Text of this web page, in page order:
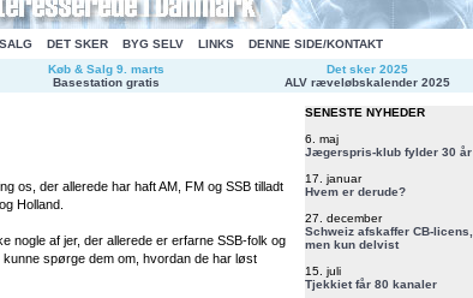
DET SKER BYG SELV LINKS
DENNE SIDE/KONTAKT
Køb & Salg 9. marts
Basestation gratis
Det sker 2025
ALV ræveløbskalender 2025
os, der allerede har haft AM, FM og SSB tilladt
Holland.
nogle af jer, der allerede er erfarne SSB-folk og
spørge dem om, hvordan de har løst
SENESTE NYHEDER
6. maj
Jægerspris-klub fylder 30 år
17. januar
Hvem er derude?
27. december
Schweiz afskaffer CB-licens,
men kun delvist
15. juli
Tjekkiet får 80 kanaler